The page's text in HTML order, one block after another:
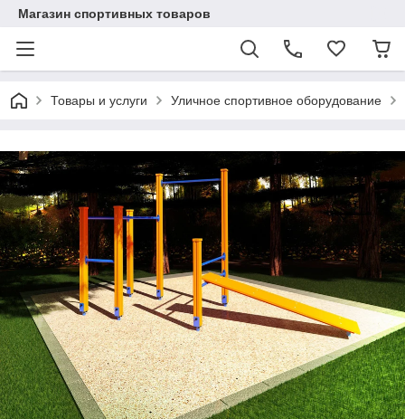
Магазин спортивных товаров
Товары и услуги Уличное спортивное оборудование